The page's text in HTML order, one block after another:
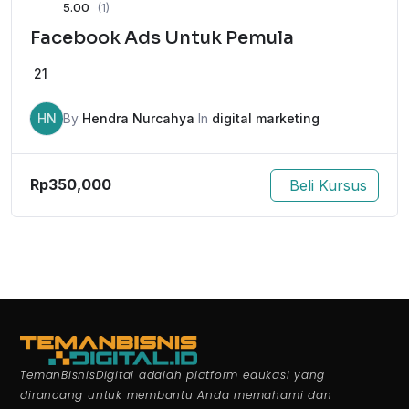
5.00 (1)
Facebook Ads Untuk Pemula
21
HN By Hendra Nurcahya In digital marketing
Rp350,000 Beli Kursus
TemanBisnisDigital adalah platform edukasi yang
dirancang untuk membantu Anda memahami dan